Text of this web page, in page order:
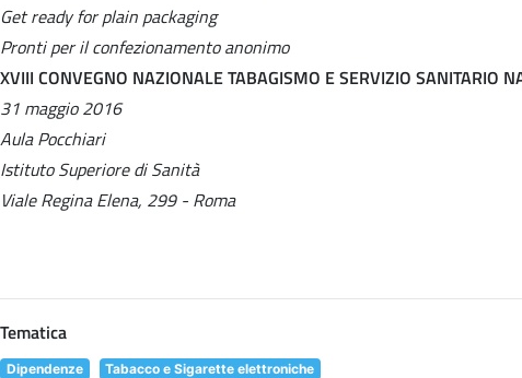
Get ready for plain packaging
Pronti per il confezionamento anonimo
XVIII CONVEGNO NAZIONALE TABAGISMO E SERVIZIO SANITARIO
31 maggio 2016
Aula Pocchiari
Istituto Superiore di Sanità
Viale Regina Elena, 299 - Roma
Tematica
Dipendenze Tabacco e Sigarette elettroniche